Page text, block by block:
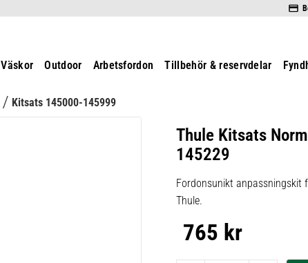
Väskor Outdoor Arbetsfordon Tillbehör & reservdelar
Kitsats 145000-145999
Thule Kitsats
145229
Fordonsunikt anpassningskit
Thule.
765 kr